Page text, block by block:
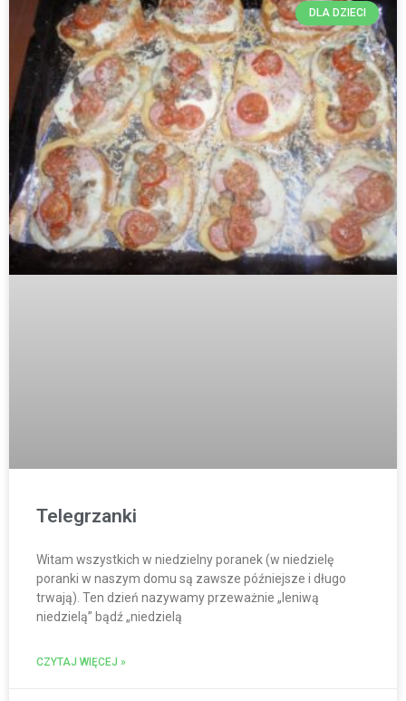
DLA DZIECI
Telegrzanki
Witam wszystkich w niedzielny poranek (w niedzielę
poranki w naszym domu są zawsze późniejsze i długo
trwają). Ten dzień nazywamy przeważnie „leniwą
niedzielą” bądź „niedzielą
CZYTAJ WIĘCEJ »